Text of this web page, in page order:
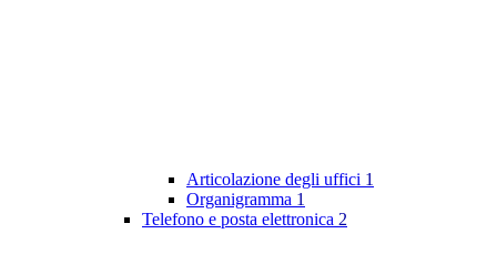
Articolazione degli uffici 1
Organigramma 1
Telefono e posta elettronica 2